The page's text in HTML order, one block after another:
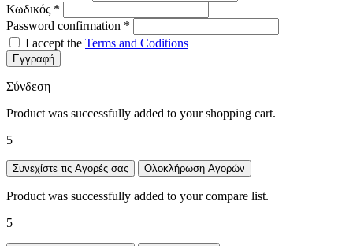
Κωδικός *
Password confirmation *
I accept the Terms and Coditions
Εγγραφή
Σύνδεση
Product was successfully added to your shopping cart.
5
Συνεχίστε τις Αγορές σας Ολοκλήρωση Αγορών
Product was successfully added to your compare list.
5